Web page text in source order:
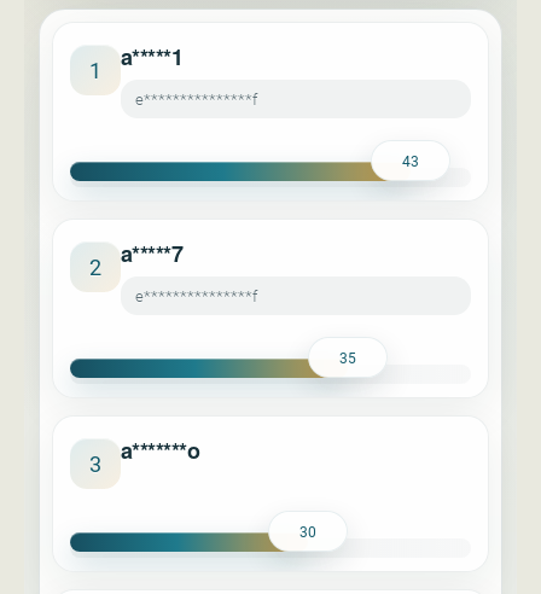
1 a*****1
e***************f
43
2 a*****7
e***************f
35
3 a*******o
30